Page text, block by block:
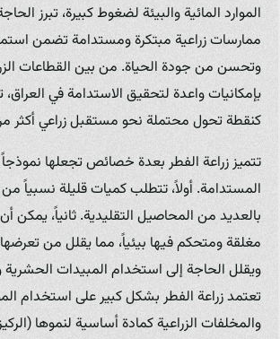
الموارد المائية والبيئة لضغوط كبيرة، تبرز
ممارسات زراعية مبتكرة ومستدامة تضمن
وتحسن من جودة الحياة. من بين القطاعات
بإمكانيات واعدة لتحقيق الاستدامة في العراق،
كنقطة تحول محتملة نحو مستقبل زراعي أكثر
تتميز زراعة الفطر بعدة خصائص تجعلها نموذجاً
المستدامة. أولاً، تتطلب كميات قليلة نسبياً من
بالعديد من المحاصيل التقليدية. ثانياً، يمكن
مغلقة ومتحكم فيها بيئياً، مما يقلل من
ويقلل الحاجة إلى استخدام المبيدات الحشرية
تعتمد زراعة الفطر بشكل كبير على استخدام
والمخلفات الزراعية كمادة أساسية لنموها